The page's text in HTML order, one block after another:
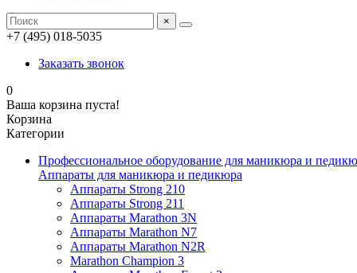
×
+7 (495) 018-5035
Заказать звонок
0
Ваша корзина пуста!
Корзина
Категории
Профессиональное оборудование для маникюра и
Аппараты для маникюра и педикюра
Аппараты Strong 210
Аппараты Strong 211
Аппараты Marathon 3N
Аппараты Marathon N7
Аппараты Marathon N2R
Marathon Champion 3